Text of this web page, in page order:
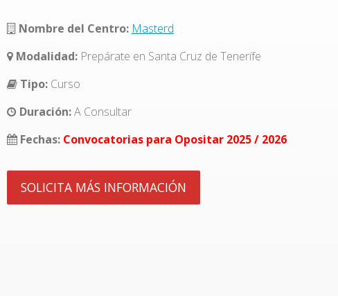
Nombre del Centro: Masterd
Modalidad: Prepárate en Santa Cruz de Tenerífe
Tipo: Curso
Duración:A Consultar
Fechas: Convocatorias para Opositar 2025 / 2026
SOLICITA MÁS INFORMACIÓN